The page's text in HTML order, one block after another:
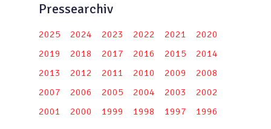
Pressearchiv
2025 2024 2023 2022 2021
2020
2019
2018 2017 2016 2015
2014
2013
2012 2011 2010 2009
2008
2007
2006 2005 2004 2003
2002
2001
2000 1999 1998 1997 1996